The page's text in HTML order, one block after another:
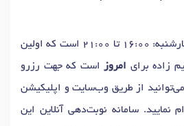
روزهای حضور شنبه تا چهارشنبه: 16:00 تا 21:00 است که اولین
زاده برای امروز
است که جهت رزرو
از طریق وب‌سایت و اپلیکیشن
نمایید. سامانه نوبت‌دهی آنلاین این